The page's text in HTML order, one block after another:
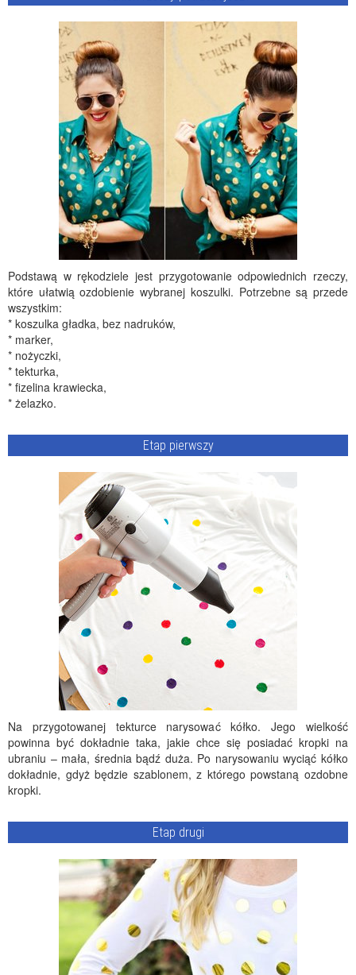
Podstawą w rękodziele jest przygotowanie odpowiednich rzeczy,
które ułatwią ozdobienie wybranej koszulki. Potrzebne są przede
wszystkim:
* koszulka gładka, bez nadruków,
* marker,
* nożyczki,
* tekturka,
* fizelina krawiecka,
* żelazko.
Etap pierwszy
Na przygotowanej tekturce narysować kółko. Jego wielkość
powinna być dokładnie taka, jakie chce się posiadać kropki na
ubraniu – mała, średnia bądź duża. Po narysowaniu wyciąć kółko
dokładnie, gdyż będzie szablonem, z którego powstaną ozdobne
kropki.
Etap drugi